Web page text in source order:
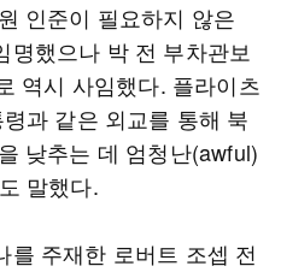
인준이 필요하지 않은
명했으나 박 전 부차관보
역시 사임했다. 플라이츠
과 같은 외교를 통해 북
낮추는 데 엄청난(awful)
말했다.
를 주재한 로버트 조셉 전